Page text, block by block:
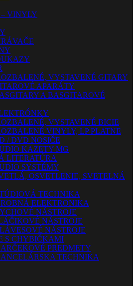
– VINYLY
VYSTAVENÉ GITARY
APARÁTY
A BASGITAROVÉ
VYSTAVENÉ BICIE
VINYLY, LP PLATNE
/ DVD NOSIČE
KAZETY MG
LITERATÚRA
SYSTÉMY
OSVETLENIE, SVETELNÁ
TECHNIKA
ELEKTRONIKA
NÁSTROJE
NÁSTROJE
NÁSTROJE
S CHYBIČKAMI
PREDMETY
TECHNIKA